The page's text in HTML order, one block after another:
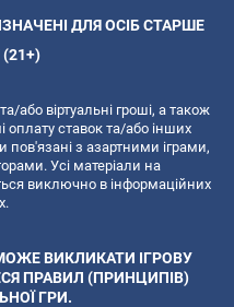
ДЛЯ ОСІБ СТАРШЕ
або віртуальні гроші, а також
ставок та/або інших
пов'язані з азартними іграми,
Усі матеріали на
виключно в інформаційних
ВИКЛИКАТИ ІГРОВУ
ПРАВИЛ (ПРИНЦИПІВ)
ГРИ.